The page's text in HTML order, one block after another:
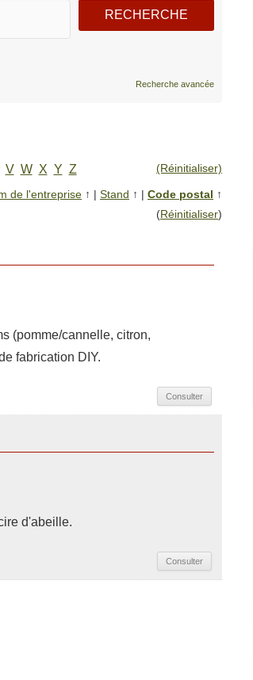
Recherche avancée
V W X Y Z (Réinitialiser)
de l'entreprise ↑ | Stand ↑ | Code postal ↑
(Réinitialiser)
(pomme/cannelle, citron,
fabrication DIY.
Consulter
d'abeille.
Consulter